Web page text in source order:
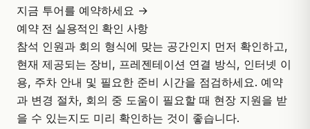
지금 투어를 예약하세요 →
예약 전 실용적인 확인 사항
참석 인원과 회의 형식에 맞는 공간인지 먼저 확인하고,
현재 제공되는 장비, 프레젠테이션 연결 방식, 인터넷 이
용, 주차 안내 및 필요한 준비 시간을 점검하세요. 예약
과 변경 절차, 회의 중 도움이 필요할 때 현장 지원을 받
을 수 있는지도 미리 확인하는 것이 좋습니다.